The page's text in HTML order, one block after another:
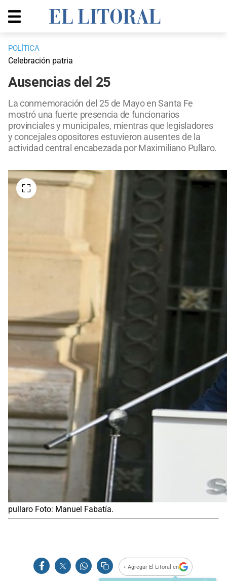
POLÍTICA
Celebración patria
Ausencias del 25
La conmemoración del 25 de Mayo en Santa Fe
mostró una fuerte presencia de funcionarios
provinciales y municipales, mientras que legisladores
y concejales opositores estuvieron ausentes de la
actividad central encabezada por Maximiliano Pullaro.
pullaro Foto: Manuel Fabatía.
+ Agregar El Litoral en